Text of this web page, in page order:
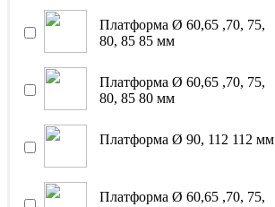
Платформа Ø 60,65 ,70, 75,
80, 85 85 мм
Платформа Ø 60,65 ,70, 75,
80, 85 80 мм
Платформа Ø 90, 112 112 мм
Платформа Ø 60,65 ,70, 75,